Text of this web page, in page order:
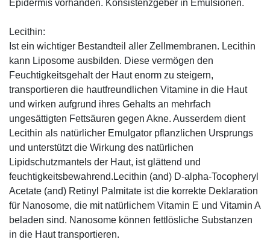
Epidermis vorhanden. Konsistenzgeber in Emulsionen.
Lecithin:
Ist ein wichtiger Bestandteil aller Zellmembranen. Lecithin
kann Liposome ausbilden. Diese vermögen den
Feuchtigkeitsgehalt der Haut enorm zu steigern,
transportieren die hautfreundlichen Vitamine in die Haut
und wirken aufgrund ihres Gehalts an mehrfach
ungesättigten Fettsäuren gegen Akne. Ausserdem dient
Lecithin als natürlicher Emulgator pflanzlichen Ursprungs
und unterstützt die Wirkung des natürlichen
Lipidschutzmantels der Haut, ist glättend und
feuchtigkeitsbewahrend.Lecithin (and) D-alpha-Tocopheryl
Acetate (and) Retinyl Palmitate ist die korrekte Deklaration
für Nanosome, die mit natürlichem Vitamin E und Vitamin A
beladen sind. Nanosome können fettlösliche Substanzen
in die Haut transportieren.